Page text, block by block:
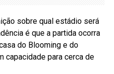
sobre qual estádio será
é que a partida ocorra
do Blooming e do
capacidade para cerca de